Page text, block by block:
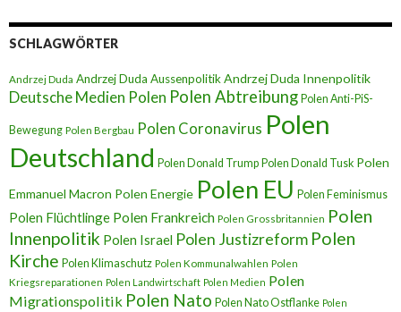
SCHLAGWÖRTER
Andrzej Duda Andrzej Duda AussenpolitikAndrzej Duda Innenpolitik
Deutsche Medien Polen Polen Abtreibung Polen Anti-PiS-
Bewegung Polen Bergbau Polen Coronavirus Polen
Deutschland Polen Donald Trump Polen Donald Tusk Polen
Emmanuel Macron Polen Energie Polen EU Polen Feminismus
Polen Flüchtlinge Polen Frankreich Polen Grossbritannien Polen
Innenpolitik Polen Israel Polen Justizreform Polen
Kirche Polen Klimaschutz Polen Kommunalwahlen Polen
Kriegsreparationen Polen Landwirtschaft Polen Medien Polen
Migrationspolitik Polen Nato Polen Nato Ostflanke Polen